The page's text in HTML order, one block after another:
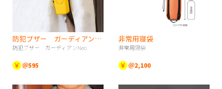
防犯ブザー ガーディアンNeo
防犯ブザー ガーディアンNeo
￥ ＠595
非常用寝袋
非常用寝袋
￥ ＠2,100